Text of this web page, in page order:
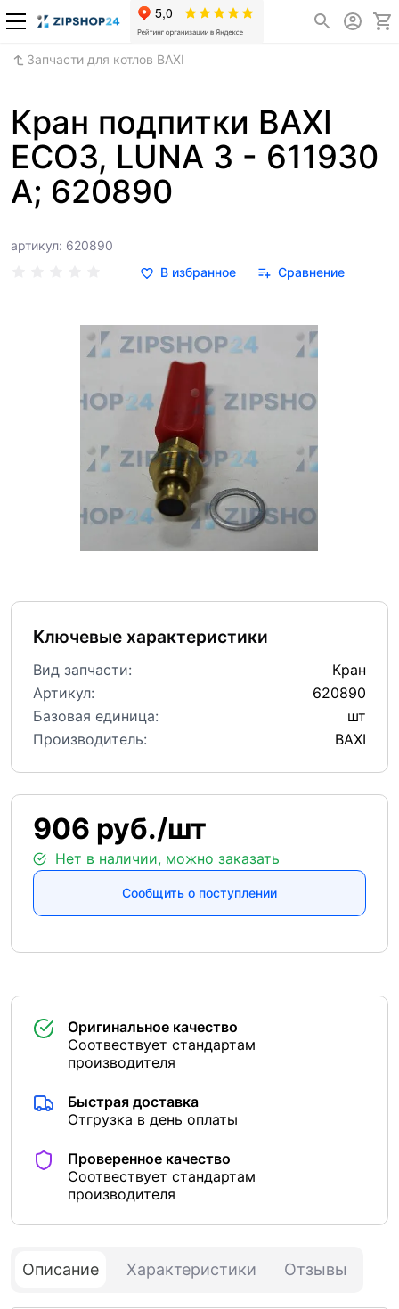
Запчасти для котлов BAXI
Кран подпитки BAXI
ECO3, LUNA 3 - 611930
A; 620890
артикул: 620890
В избранное
Сравнение
906 руб./шт
Нет в наличии, можно заказать
Сообщить о поступлении
Ключевые характеристики
Вид запчасти:
Кран
Артикул:
620890
Базовая единица:
шт
Производитель:
BAXI
Оригинальное качество
Соотвествует стандартам
производителя
Быстрая доставка
Отгрузка в день оплаты
Проверенное качество
Соотвествует стандартам
производителя
Описание Характеристики Отзывы